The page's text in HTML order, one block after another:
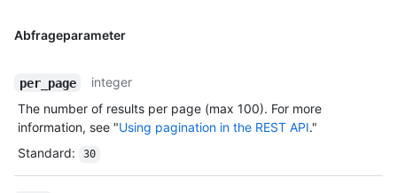
Abfrageparameter
per_page
integer
The number of results per page (max 100). For more
information, see "Using pagination in the REST API."
Standard: 30